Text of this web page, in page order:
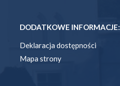
DODATKOWE INFORMACJE:
Deklaracja dostępności
Mapa strony